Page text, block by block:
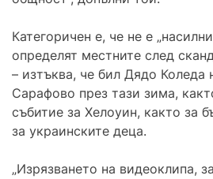
Категоричен е, че не е
определят местните след
– изтъква, че бил Дядо Коледа
Сарафово през тази зима,
събитие за Хелоуин, както за
за украинските деца.
„Изрязването на видеоклипа,